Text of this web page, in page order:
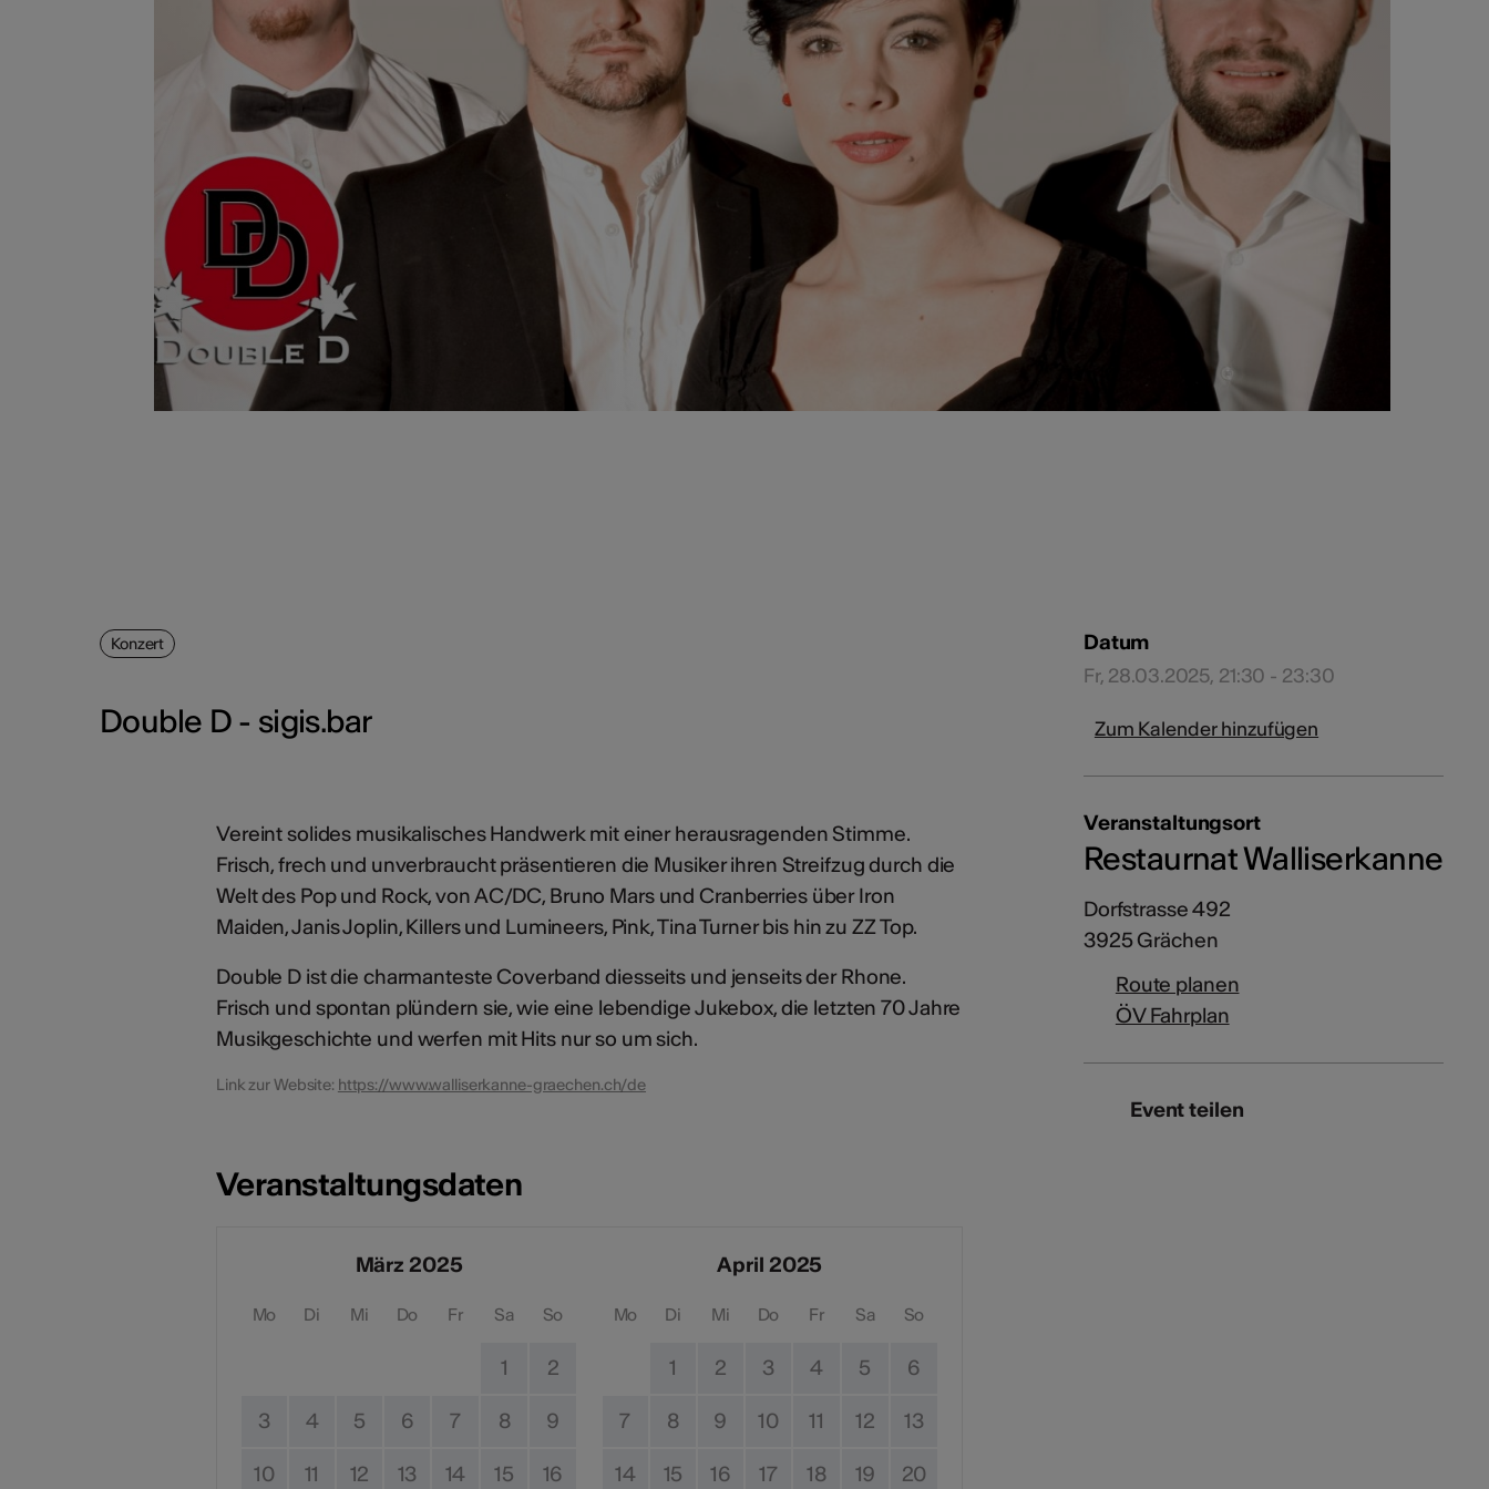
Konzert
Double D - sigis.bar
Vereint solides musikalisches Handwerk mit einer herausragenden Stimme.
Frisch, frech und unverbraucht präsentieren die Musiker ihren Streifzug durch die
Welt des Pop und Rock, von AC/DC, Bruno Mars und Cranberries über Iron
Maiden, Janis Joplin, Killers und Lumineers, Pink, Tina Turner bis hin zu ZZ Top.
Double D ist die charmanteste Coverband diesseits und jenseits der Rhone.
Frisch und spontan plündern sie, wie eine lebendige Jukebox, die letzten 70 Jahre
Musikgeschichte und werfen mit Hits nur so um sich.
Link zur Website: https://www.walliserkanne-graechen.ch/de
Veranstaltungsdaten
März 2025
Mo Di Mi Do Fr Sa So
1 2
3 4 5 6 7 8 9
10 11 12 13 14 15 16
April 2025
Mo Di Mi Do Fr Sa So
1 2 3 4 5 6
7 8 9 10 11 12 13
14 15 16 17 18 19 20
Datum
Fr, 28.03.2025, 21:30 - 23:30
Zum Kalender hinzufügen
Veranstaltungsort
Restaurnat Walliserkanne
Dorfstrasse 492
3925 Grächen
Route planen
ÖV Fahrplan
Event teilen